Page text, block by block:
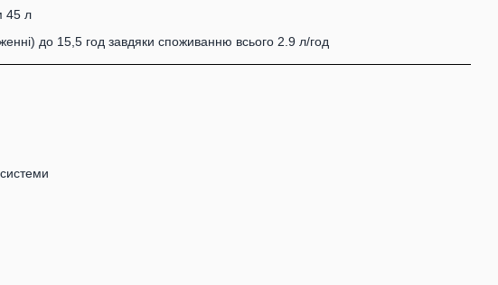
45 л
до 15,5 год завдяки споживанню всього 2.9 л/год